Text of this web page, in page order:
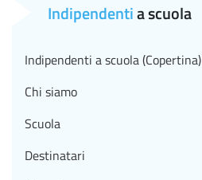
Indipendentia scuola
Indipendenti a scuola (Copertina)
Chi siamo
Scuola
Destinatari